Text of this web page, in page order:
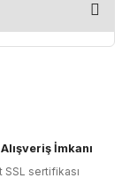
İmkanı
SSL sertifikası